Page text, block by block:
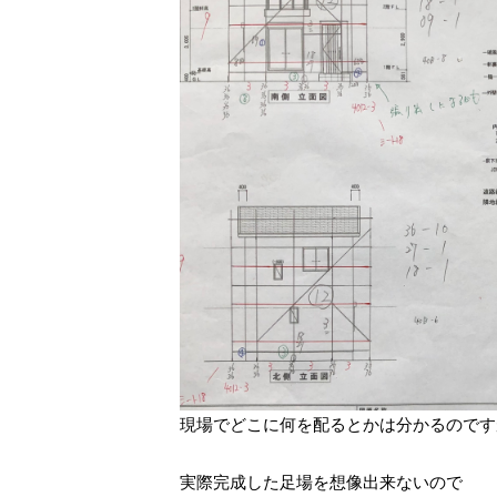
現場でどこに何を配るとかは分かるので
実際完成した足場を想像出来ないので